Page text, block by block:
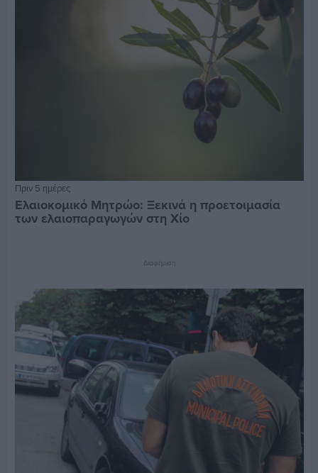
Πριν 5 ημέρες
Ελαιοκομικό Μητρώο: Ξεκινά η προετοιμασία
των ελαιοπαραγωγών στη Χίο
Διαφήμιση